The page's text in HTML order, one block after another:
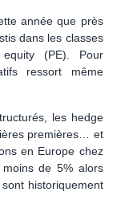
année que près
dans les classes
(PE). Pour
ressort même
les hedge
premières… et
en Europe chez
de 5% alors
historiquement